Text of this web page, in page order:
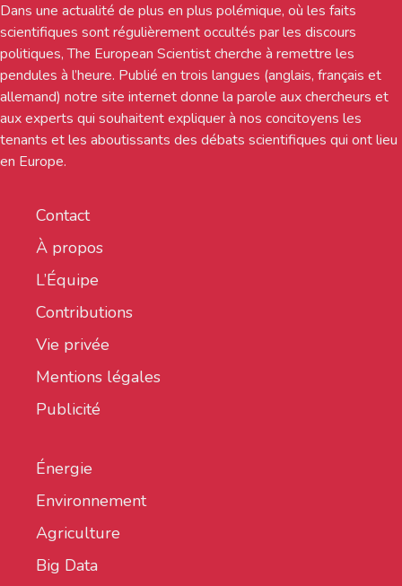
Dans une actualité de plus en plus polémique, où les faits
scientifiques sont régulièrement occultés par les discours
politiques, The European Scientist cherche à remettre les
pendules à l’heure. Publié en trois langues (anglais, français et
allemand) notre site internet donne la parole aux chercheurs et
aux experts qui souhaitent expliquer à nos concitoyens les
tenants et les aboutissants des débats scientifiques qui ont lieu
en Europe.
Contact
À propos
L’Équipe
Contributions
Vie privée
Mentions légales
Publicité
Énergie
Environnement
Agriculture
Big Data